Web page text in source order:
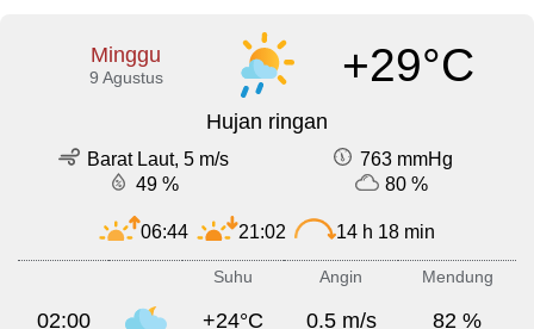
Minggu
9 Agustus +29°C
Hujan ringan
Barat Laut, 5 m/s
763 mmHg
49 %
80 %
06:44 21:02 14 h 18 min
Suhu Angin Mendung
02:00 +24°C 0.5 m/s 82 %